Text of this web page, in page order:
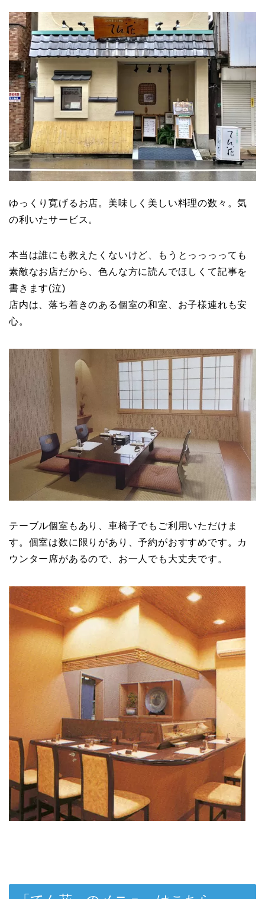
ゆっくり寛げるお店。美味しく美しい料理の数々。気
の利いたサービス。
本当は誰にも教えたくないけど、もうとっっっっても
素敵なお店だから、色んな方に読んでほしくて記事を
書きます(泣)
店内は、落ち着きのある個室の和室、お子様連れも安
心。
テーブル個室もあり、車椅子でもご利用いただけま
す。個室は数に限りがあり、予約がおすすめです。カ
ウンター席があるので、お一人でも大丈夫です。